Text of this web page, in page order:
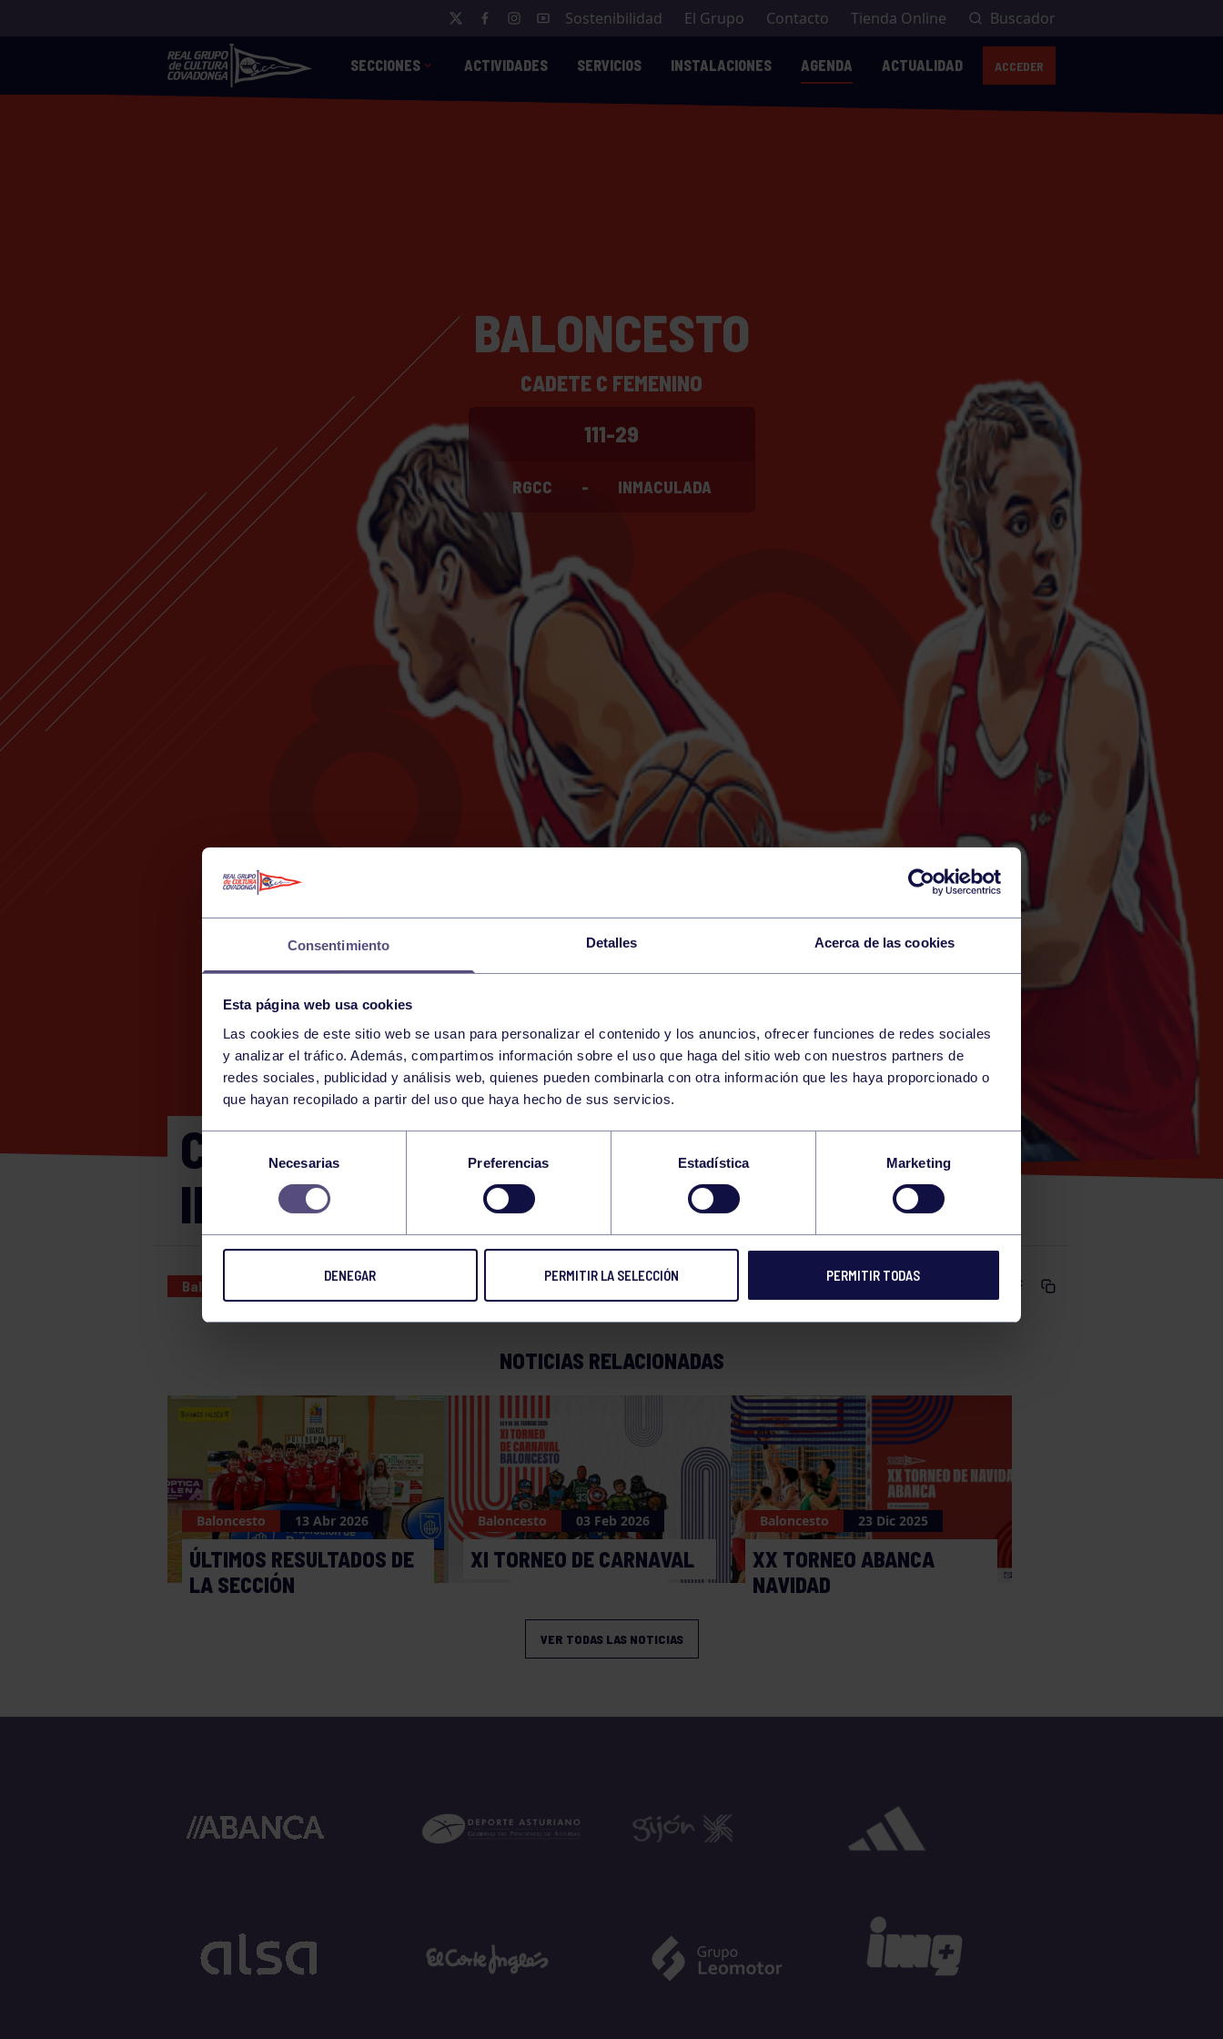
Consentimiento Detalles Acerca de las cookies
Esta página web usa cookies
Las cookies de este sitio web se usan para personalizar el contenido y los anuncios, ofrecer funciones de redes sociales
y analizar el tráfico. Además, compartimos información sobre el uso que haga del sitio web con nuestros partners de
redes sociales, publicidad y análisis web, quienes pueden combinarla con otra información que les haya proporcionado o
que hayan recopilado a partir del uso que haya hecho de sus servicios.
Selección
consentimiento
Necesarias Preferencias Estadística Marketing
DENEGAR PERMITIR LA SELECCIÓN PERMITIR TODAS
Sostenibilidad El Grupo Contacto Tienda Online Buscador
SECCIONES ACTIVIDADES SERVICIOS INSTALACIONES AGENDA ACTUALIDAD ACCEDER
BALONCESTO
CADETE C FEMENINO
111-29
RGCC - INMACULADA
15 SATURDAY
APRIL
09:30 h RGCC (P6)
CADETE C FEMENINO: RGCC –
INMACULADA
Baloncesto 15 APR 2023 Comparte
NOTICIAS RELACIONADAS
Baloncesto 13 Abr 2026
ÚLTIMOS RESULTADOS DE
LA SECCIÓN
Baloncesto 03 Feb 2026
XI TORNEO DE CARNAVAL
Baloncesto 23 Dic 2025
XX TORNEO ABANCA
NAVIDAD
VER TODAS LAS NOTICIAS